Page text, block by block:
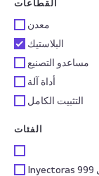
القطاعات
معدن
البلاستيك
مساعدو التصنيع
أداة آلة
التثبيت الكامل
الفئات